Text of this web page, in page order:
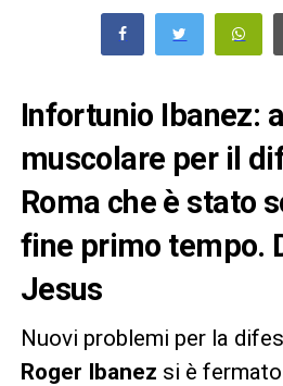
Infortunio Ibanez:
muscolare per il
Roma che è stato
fine primo tempo.
Jesus
Nuovi problemi per la
Roger Ibanez si è